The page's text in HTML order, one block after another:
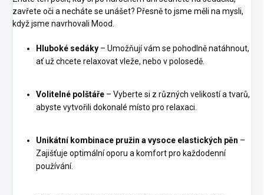
zavřete oči a necháte se unášet? Přesně to jsme měli na mysli,
když jsme navrhovali Mood.
Hluboké sedáky – Umožňují vám se pohodlně natáhnout,
ať už chcete relaxovat vleže, nebo v polosedě.
Volitelné polštáře – Vyberte si z různých velikostí a tvarů,
abyste vytvořili dokonalé místo pro relaxaci.
Unikátní kombinace pružin a vysoce elastických pěn –
Zajišťuje optimální oporu a komfort pro každodenní
používání.